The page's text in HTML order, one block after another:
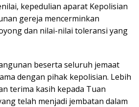
kepedulian aparat Kepolisian
gereja mencerminkan
dan nilai-nilai toleransi yang
beserta seluruh jemaat
dengan pihak kepolisian. Lebih
terima kasih kepada Tuan
telah menjadi jembatan dalam